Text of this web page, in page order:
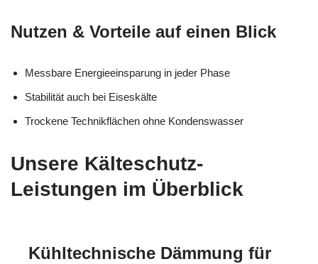
Nutzen & Vorteile auf einen Blick
Messbare Energieeinsparung in jeder Phase
Stabilität auch bei Eiseskälte
Trockene Technikflächen ohne Kondenswasser
Unsere Kälteschutz-
Leistungen im Überblick
Kühltechnische Dämmung für